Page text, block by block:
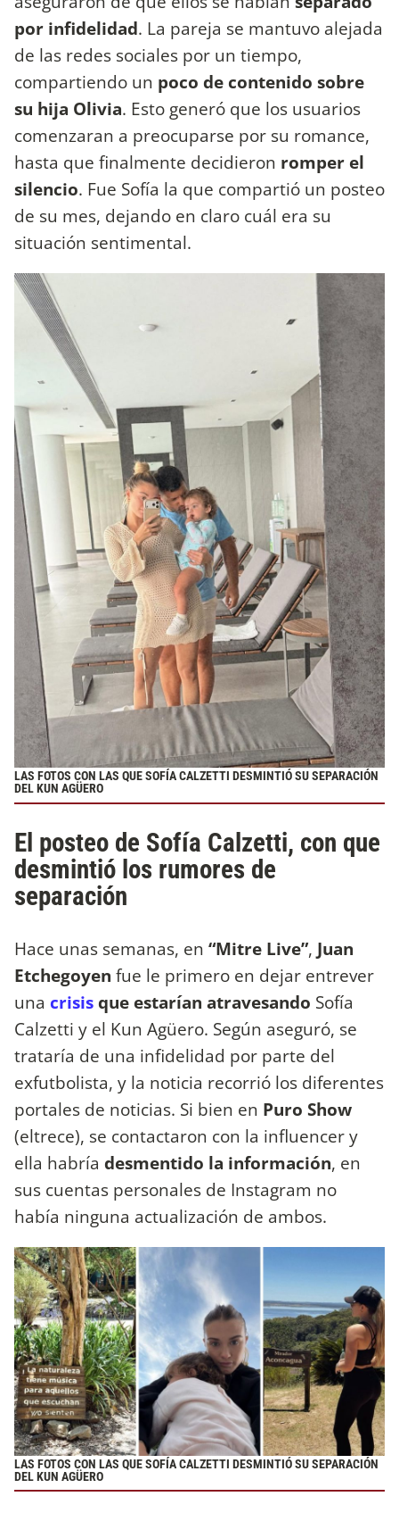
por infidelidad. La pareja se mantuvo alejada
de las redes sociales por un tiempo,
compartiendo un poco de contenido sobre
su hija Olivia. Esto generó que los usuarios
comenzaran a preocuparse por su romance,
hasta que finalmente decidieron romper el
silencio. Fue Sofía la que compartió un posteo
de su mes, dejando en claro cuál era su
situación sentimental.
LAS FOTOS CON LAS QUE SOFÍA CALZETTI DESMINTIÓ SU SEPARACIÓN
DEL KUN AGÜERO
El posteo de Sofía Calzetti, con que
desmintió los rumores de
separación
Hace unas semanas, en “Mitre Live”, Juan
Etchegoyen fue le primero en dejar entrever
una crisisque estarían atravesando Sofía
Calzetti y el Kun Agüero. Según aseguró, se
trataría de una infidelidad por parte del
exfutbolista, y la noticia recorrió los diferentes
portales de noticias. Si bien en Puro Show
(eltrece), se contactaron con la influencer y
ella habría desmentido la información, en
sus cuentas personales de Instagram no
había ninguna actualización de ambos.
LAS FOTOS CON LAS QUE SOFÍA CALZETTI DESMINTIÓ SU SEPARACIÓN
DEL KUN AGÜERO